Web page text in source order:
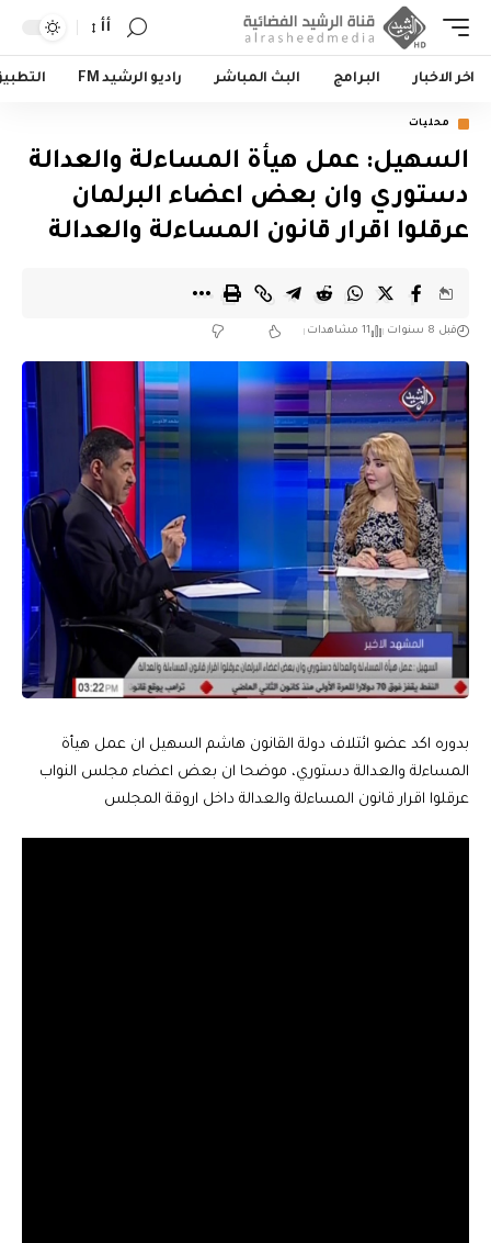
أأ
اخر الاخبار البرامج البث المباشر راديو الرشيد FM
محليات
السهيل: عمل هيأة المساءلة والعدالة
دستوري وان بعض اعضاء البرلمان
عرقلوا اقرار قانون المساءلة والعدالة
قبل 8 سنوات 11 مشاهدات
بدوره اكد عضو ائتلاف دولة القانون هاشم السهيل ان عمل هيأة
المساءلة والعدالة دستوري، موضحا ان بعض اعضاء مجلس النواب
عرقلوا اقرار قانون المساءلة والعدالة داخل اروقة المجلس